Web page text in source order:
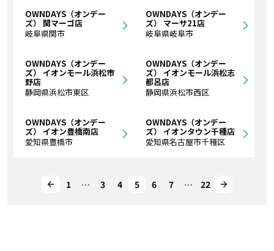
OWNDAYS（オンデー
ズ） 関マーゴ店
岐阜県関市
OWNDAYS（オンデー
ズ） マーサ21店
岐阜県岐阜市
OWNDAYS（オンデー
ズ） イオンモール浜松市
野店
静岡県浜松市東区
OWNDAYS（オンデー
ズ） イオンモール浜松志
都呂店
静岡県浜松市西区
OWNDAYS（オンデー
ズ） イオン豊橋南店
愛知県豊橋市
OWNDAYS（オンデー
ズ） イオンタウン千種店
愛知県名古屋市千種区
1 … 3 4 5 6 7 … 22